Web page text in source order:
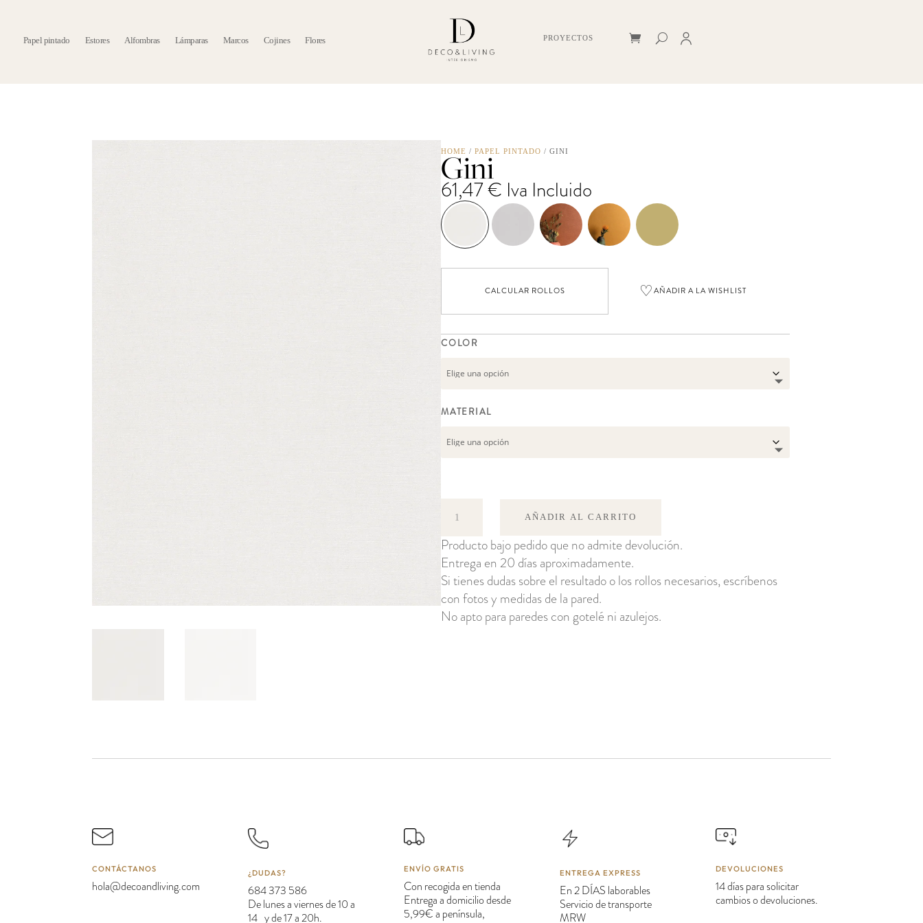
Papel pintado Estores Alfombras Lámparas Marcos Cojines Flores PROYECTOS
HOME /PAPEL PINTADO / GINI
Gini
61,47€ Iva Incluido
CALCULAR ROLLOS ♡AÑADIR A LA WISHLIST
COLOR
MATERIAL
AÑADIR AL CARRITO
Producto bajo pedido que no admite devolución.
Entrega en 20 días aproximadamente.
Si tienes dudas sobre el resultado o los rollos necesarios, escríbenos
con fotos y medidas de la pared.
No apto para paredes con gotelé ni azulejos.
CONTÁCTANOS
hola@decoandliving.com
¿DUDAS?
684 373 586
De lunes a viernes de 10 a
14 y de 17 a 20h.
ENVÍO GRATIS
Con recogida en tienda
Entrega a domicilio desde
5,99€ a península,
ENTREGA EXPRESS
En 2 DÍAS laborables
Servicio de transporte
MRW
DEVOLUCIONES
14 días para solicitar
cambios o devoluciones.